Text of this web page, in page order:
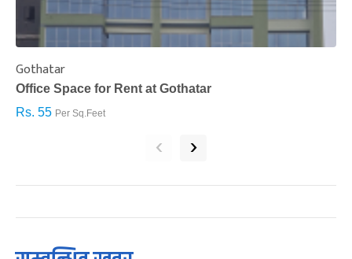
Gothatar
Office Space for Rent at Gothatar
Rs. 55 Per Sq.Feet
‹ ›